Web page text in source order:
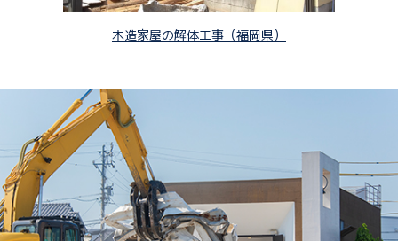
木造家屋の解体工事（福岡県）